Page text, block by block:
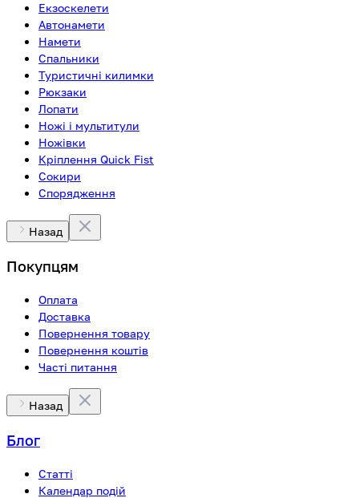
Екзоскелети
Автонамети
Намети
Спальники
Туристичні килимки
Рюкзаки
Лопати
Ножі і мультитули
Ножівки
Кріплення Quick Fist
Сокири
Спорядження
Назад
Покупцям
Оплата
Доставка
Повернення товару
Повернення коштів
Часті питання
Назад
Блог
Статті
Календар подій